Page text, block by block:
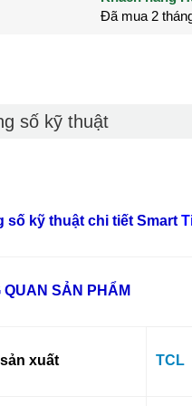
Đã mua 2
Đã mua 3
số kỹ thuật
số kỹ thuật chi tiết Smart
QUAN SẢN PHẨM
xuất TCL